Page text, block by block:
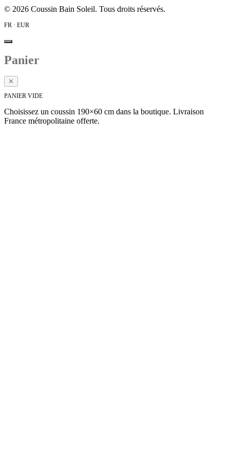
© 2026 Coussin Bain Soleil. Tous droits réservés.
FR · EUR
Panier
✕
PANIER VIDE
Choisissez un coussin 190×60 cm dans la boutique. Livraison
France métropolitaine offerte.